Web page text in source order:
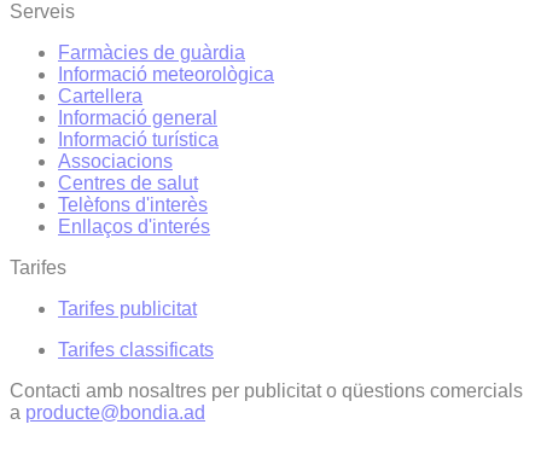
Serveis
Farmàcies de guàrdia
Informació meteorològica
Cartellera
Informació general
Informació turística
Associacions
Centres de salut
Telèfons d'interès
Enllaços d'interés
Tarifes
Tarifes publicitat
Tarifes classificats
Contacti amb nosaltres per publicitat o qüestions comercials
a producte@bondia.ad